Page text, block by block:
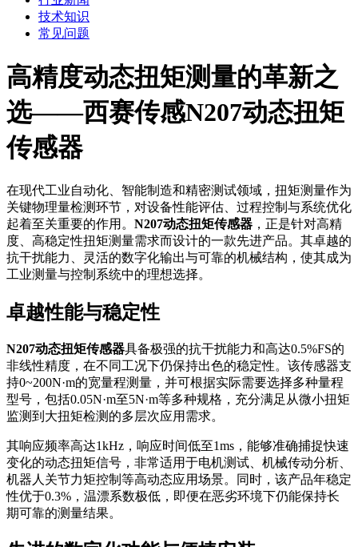
技术知识
常见问题
高精度动态扭矩测量的革新之
选——西赛传感N207动态扭矩
传感器
在现代工业自动化、智能制造和精密测试领域，扭矩测量作为
关键物理量检测环节，对设备性能评估、过程控制与系统优化
起着至关重要的作用。 N207动态扭矩传感器 ，正是针对高精
度、高稳定性扭矩测量需求而设计的一款先进产品。其卓越的
抗干扰能力、灵活的数字化输出与可靠的机械结构，使其成为
工业测量与控制系统中的理想选择。
卓越性能与稳定性
N207动态扭矩传感器具备极强的抗干扰能力和高达0.5%FS的
非线性精度，在不同工况下仍保持出色的稳定性。该传感器支
持0~200N·m的宽量程测量，并可根据实际需要选择多种量程
型号，包括0.05N·m至5N·m等多种规格，充分满足从微小扭矩
监测到大扭矩检测的多层次应用需求。
其响应频率高达1kHz，响应时间低至1ms，能够准确捕捉快速
变化的动态扭矩信号，非常适用于电机测试、机械传动分析、
机器人关节力矩控制等高动态应用场景。同时，该产品年稳定
性优于0.3%，温漂系数极低，即便在恶劣环境下仍能保持长
期可靠的测量结果。